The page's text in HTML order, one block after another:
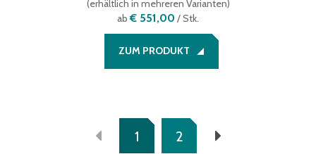
(erhältlich in mehreren Varianten)
ab€ 551,00 / Stk.
ZUM PRODUKT
1 2